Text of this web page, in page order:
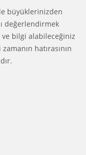
büyüklerinizden
değerlendirmek
bilgi alabileceğiniz
hatırasının